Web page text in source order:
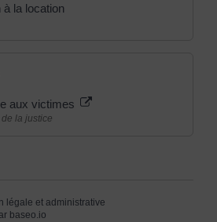
la location
aux victimes
la justice
légale et administrative
baseo.io